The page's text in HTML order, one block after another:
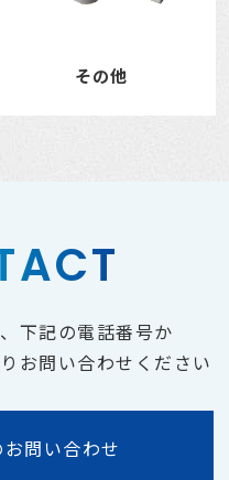
その他
下記の電話番号か
お問い合わせください
問い合わせ